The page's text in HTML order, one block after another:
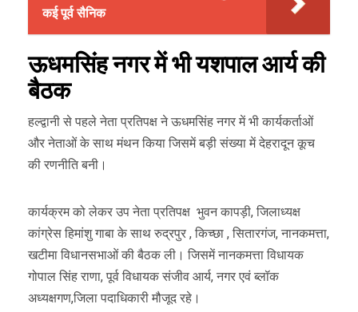
कई पूर्व सैनिक
ऊधमसिंह नगर में भी यशपाल आर्य की
बैठक
हल्द्वानी से पहले नेता प्रतिपक्ष ने ऊधमसिंह नगर में भी कार्यकर्ताओं
और नेताओं के साथ मंथन किया जिसमें बड़ी संख्या में देहरादून कूच
की रणनीति बनी।
कार्यक्रम को लेकर उप नेता प्रतिपक्ष भुवन कापड़ी, जिलाध्यक्ष
कांग्रेस हिमांशु गाबा के साथ रुद्रपुर , किच्छा , सितारगंज, नानकमत्ता,
खटीमा विधानसभाओं की बैठक ली। जिसमें नानकमत्ता विधायक
गोपाल सिंह राणा, पूर्व विधायक संजीव आर्य, नगर एवं ब्लॉक
अध्यक्षगण,जिला पदाधिकारी मौजूद रहे।